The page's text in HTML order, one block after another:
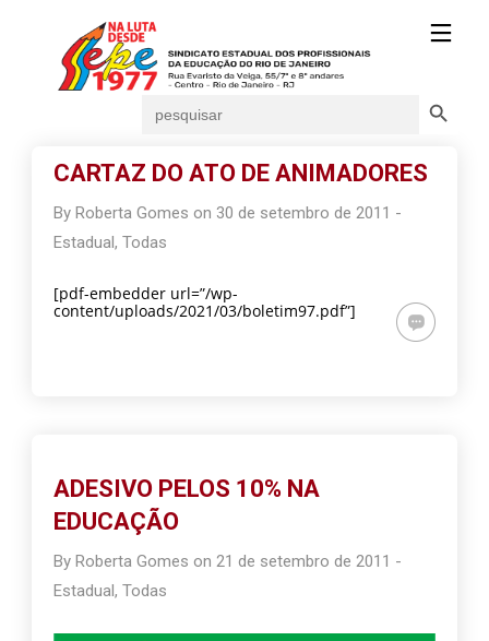
for:
CARTAZ DO ATO DE ANIMADORES
ByRoberta Gomes on 30 de setembro de 2011 -
Estadual,Todas
[pdf-embedder url=”/wp-
content/uploads/2021/03/boletim97.pdf”]
ADESIVO PELOS 10% NA
EDUCAÇÃO
ByRoberta Gomes on21 de setembro de 2011 -
Estadual,Todas